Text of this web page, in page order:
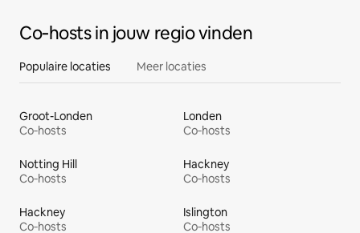
Co‑hosts in jouw regio vinden
Populaire locaties Meer locaties
Groot-Londen
Co‑hosts
Londen
Co‑hosts
Notting Hill
Co‑hosts
Hackney
Co‑hosts
Hackney
Co‑hosts
Islington
Co‑hosts